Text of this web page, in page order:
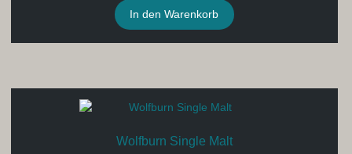
In den Warenkorb
Wolfburn Single Malt